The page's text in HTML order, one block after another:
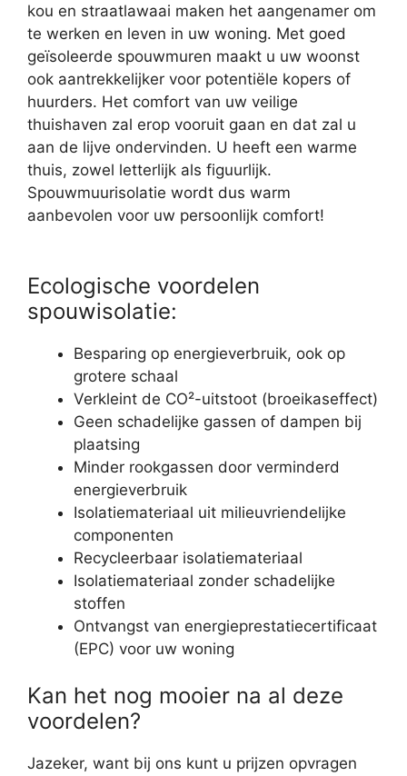
kou en straatlawaai maken het aangenamer om
te werken en leven in uw woning. Met goed
geïsoleerde spouwmuren maakt u uw woonst
ook aantrekkelijker voor potentiële kopers of
huurders. Het comfort van uw veilige
thuishaven zal erop vooruit gaan en dat zal u
aan de lijve ondervinden. U heeft een warme
thuis, zowel letterlijk als figuurlijk.
Spouwmuurisolatie wordt dus warm
aanbevolen voor uw persoonlijk comfort!
Ecologische voordelen
spouwisolatie:
Besparing op energieverbruik, ook op
grotere schaal
Verkleint de CO²-uitstoot (broeikaseffect)
Geen schadelijke gassen of dampen bij
plaatsing
Minder rookgassen door verminderd
energieverbruik
Isolatiemateriaal uit milieuvriendelijke
componenten
Recycleerbaar isolatiemateriaal
Isolatiemateriaal zonder schadelijke
stoffen
Ontvangst van energieprestatiecertificaat
(EPC) voor uw woning
Kan het nog mooier na al deze
voordelen?
Jazeker, want bij ons kunt u prijzen opvragen